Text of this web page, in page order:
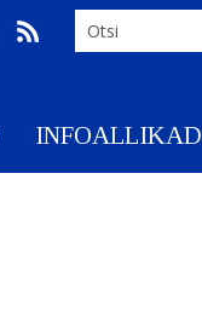
Otsing
INFOALLIKAD